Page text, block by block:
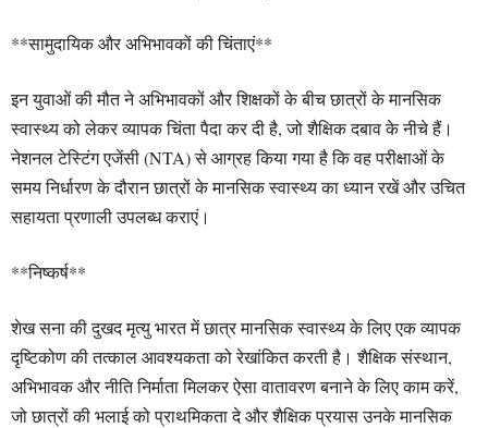
**सामुदायिक और अभिभावकों की चिंताएं**
इन युवाओं की मौत ने अभिभावकों और शिक्षकों के बीच छात्रों के मानसिक
स्वास्थ्य को लेकर व्यापक चिंता पैदा कर दी है, जो शैक्षिक दबाव के नीचे हैं।
नेशनल टेस्टिंग एजेंसी (NTA) से आग्रह किया गया है कि वह परीक्षाओं के
समय निर्धारण के दौरान छात्रों के मानसिक स्वास्थ्य का ध्यान रखें और उचित
सहायता प्रणाली उपलब्ध कराएं।
**निष्कर्ष**
शेख सना की दुखद मृत्यु भारत में छात्र मानसिक स्वास्थ्य के लिए एक व्यापक
दृष्टिकोण की तत्काल आवश्यकता को रेखांकित करती है। शैक्षिक संस्थान,
अभिभावक और नीति निर्माता मिलकर ऐसा वातावरण बनाने के लिए काम करें,
जो छात्रों की भलाई को प्राथमिकता दे और शैक्षिक प्रयास उनके मानसिक